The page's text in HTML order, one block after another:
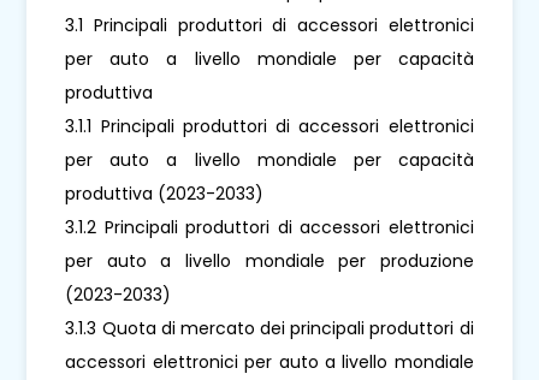
3.1 Principali produttori di accessori elettronici
per auto a livello mondiale per capacità
produttiva
3.1.1 Principali produttori di accessori elettronici
per auto a livello mondiale per capacità
produttiva (2023-2033)
3.1.2 Principali produttori di accessori elettronici
per auto a livello mondiale per produzione
(2023-2033)
3.1.3 Quota di mercato dei principali produttori di
accessori elettronici per auto a livello mondiale